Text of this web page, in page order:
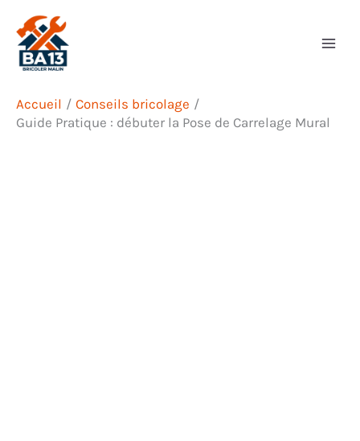
contenu
Accueil
Conseils bricolage
Guide Pratique : débuter la Pose de Carrelage Mural
Rechercher